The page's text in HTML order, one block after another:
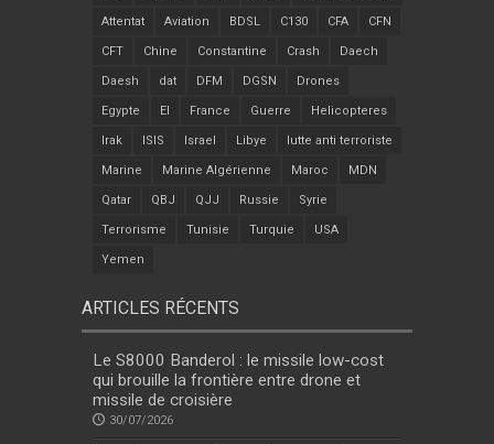
Attentat Aviation BDSL C130 CFA CFN
CFT Chine Constantine Crash Daech
Daesh dat DFM DGSN Drones
Egypte EI France Guerre Helicopteres
Irak ISIS Israel Libye lutte anti terroriste
Marine Marine Algérienne Maroc MDN
Qatar QBJ QJJ Russie Syrie
Terrorisme Tunisie Turquie USA
Yemen
ARTICLES RÉCENTS
Le S8000 Banderol : le missile low-cost
qui brouille la frontière entre drone et
missile de croisière
30/07/2026